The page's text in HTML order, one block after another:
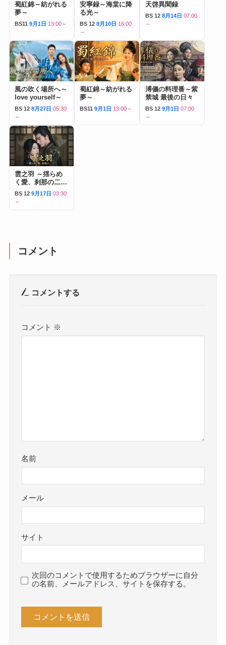
蜀紅錦～紡がれる
夢～
BS11 9月1日 13:00～
安寧録～海棠に降
る光～
BS 12 8月10日 16:00
～
天啓異聞録
BS 12 8月14日 07:00
～
風の吹く場所へ～
love yourself～
BS 12 8月27日 05:30
～
蜀紅錦～紡がれる
夢～
BS11 9月1日 13:00～
溥儀の料理番～紫
禁城 最後の日々
BS 12 9月1日 07:00
～
雲之羽 ～揺らめ
く愛、刹那の二人
～
BS 12 9月17日 03:30
～
コメント
コメントする
コメント ※
名前
メール
サイト
次回のコメントで使用するためブラウザーに自分
の名前、メールアドレス、サイトを保存する。